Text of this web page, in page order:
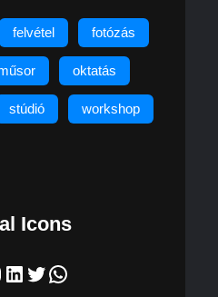
felvétel fotózás
oktatás
stúdió workshop
Icons
LinkedIn Twitter WhatsApp